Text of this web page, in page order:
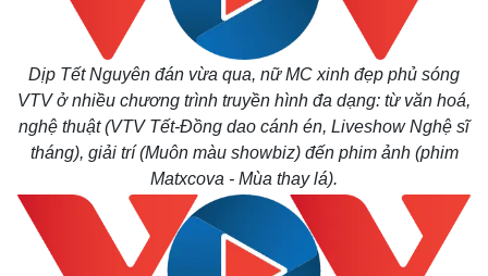
Kinh tế
Bất động sản
Thị trường
Giá vàng
Dịp Tết Nguyên đán vừa qua, nữ MC xinh đẹp phủ sóng
VTV ở nhiều chương trình truyền hình đa dạng: từ văn hoá,
nghệ thuật (VTV Tết-Đồng dao cánh én, Liveshow Nghệ sĩ
tháng), giải trí (Muôn màu showbiz) đến phim ảnh (phim
Matxcova - Mùa thay lá).